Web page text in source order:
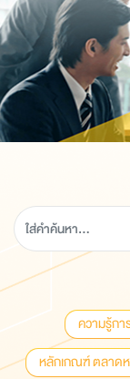
ความรู้กา
หลักเกณฑ์ ตลาด